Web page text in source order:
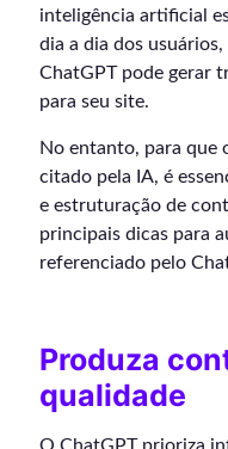
inteligência artificial
dia a dia dos
ChatGPT pode gerar
para seu site.
No entanto, para que
citado pela IA, é
e estruturação de
principais dicas para
referenciado pelo
Produza
qualidade